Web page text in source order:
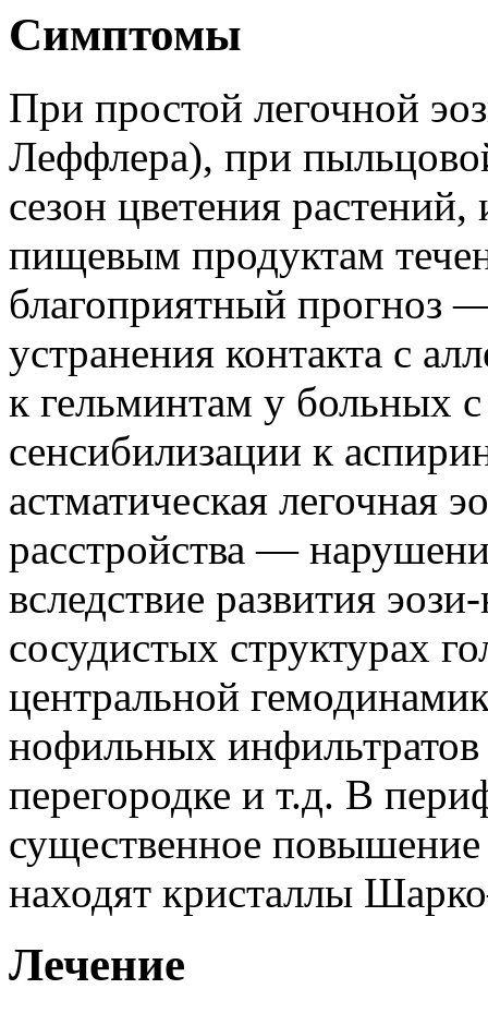
Симптомы
При простой легочной
Леффлера), при
сезон цветения
пищевым продуктам
благоприятный прогноз
устранения контакта с
к гельминтам у больных
сенсибилизации к
астматическая легочная
расстройства —
вследствие развития
сосудистых структурах
центральной
нофильных
перегородке и т.д. В
существенное
находят кристаллы
Лечение